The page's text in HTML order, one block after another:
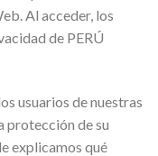
Al acceder, los
de PERÚ
usuarios de nuestras
protección de su
explicamos qué